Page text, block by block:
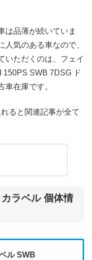
は品薄が続いていま
気のある車なので、
いただくのは、フェイ
150PS SWB 7DSG ド
車在庫です。
ると関連記事が全て
ラベル 個体情
ル SWB